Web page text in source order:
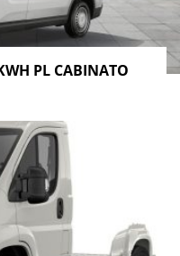
PL CABINATO